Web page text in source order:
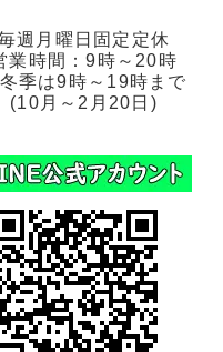
週月曜日固定定休
業時間：9時～20時
季は9時～19時まで
(10月～2月20日)